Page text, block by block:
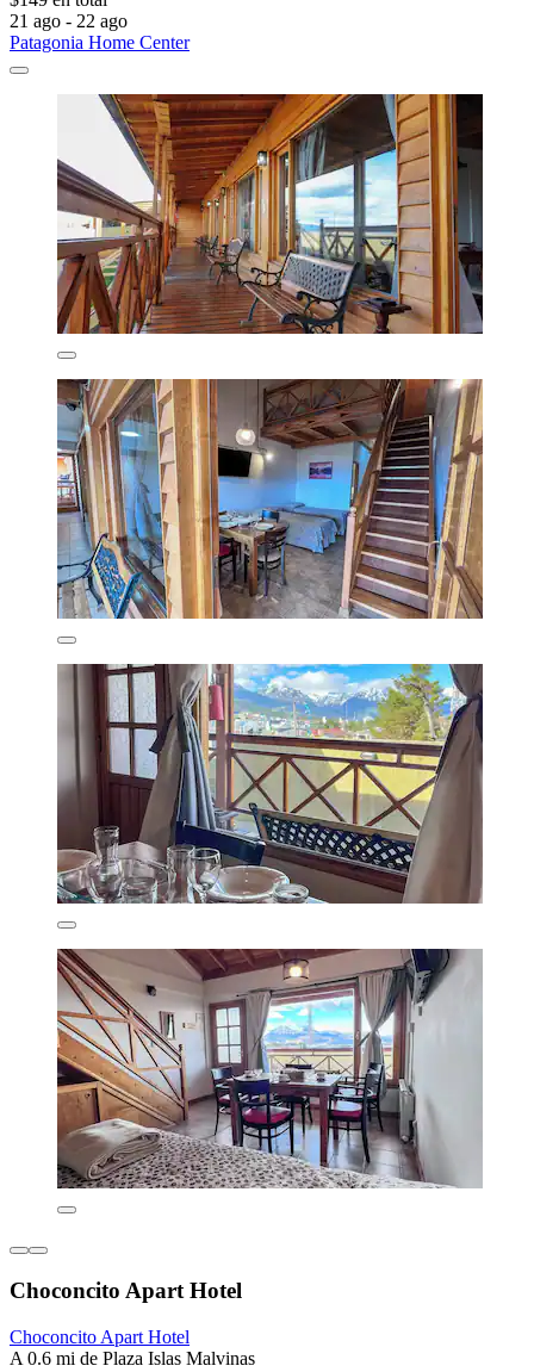
21 ago - 22 ago
Patagonia Home Center
Choconcito Apart Hotel
Choconcito Apart Hotel
A 0.6 mi de Plaza Islas Malvinas